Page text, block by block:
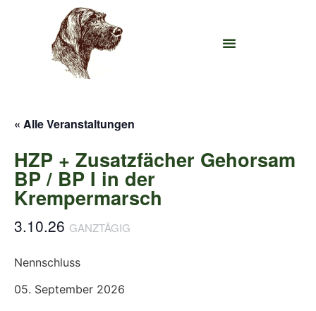
« Alle Veranstaltungen
HZP + Zusatzfächer Gehorsam
BP / BP I in der
Krempermarsch
3.10.26 GANZTÄGIG
Nennschluss
05. September 2026